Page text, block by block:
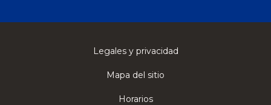
Legales y privacidad
Mapa del sitio
Horarios